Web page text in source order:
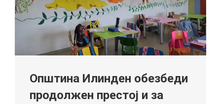
Општина Илинден обезбеди
продолжен престој и за